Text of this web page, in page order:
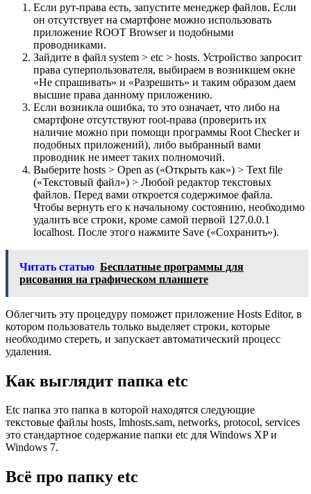
Если рут-права есть, запустите менеджер файлов. Если
он отсутствует на смартфоне можно использовать
приложение ROOT Browser и подобными
проводниками.
Зайдите в файл system > etc > hosts. Устройство запросит
права суперпользователя, выбираем в возникшем окне
«Не спрашивать» и «Разрешить» и таким образом даем
высшие права данному приложению.
Если возникла ошибка, то это означает, что либо на
смартфоне отсутствуют root-права (проверить их
наличие можно при помощи программы Root Checker и
подобных приложений), либо выбранный вами
проводник не имеет таких полномочий.
Выберите hosts > Open as («Открыть как») > Text file
(«Текстовый файл») > Любой редактор текстовых
файлов. Перед вами откроется содержимое файла.
Чтобы вернуть его к начальному состоянию, необходимо
удалить все строки, кроме самой первой 127.0.0.1
localhost. После этого нажмите Save («Сохранить»).
Читать статью Бесплатные программы для
рисования на графическом планшете
Облегчить эту процедуру поможет приложение Hosts Editor, в
котором пользователь только выделяет строки, которые
необходимо стереть, и запускает автоматический процесс
удаления.
Как выглядит папка etc
Etc папка это папка в которой находятся следующие
текстовые файлы hosts, lmhosts.sam, networks, protocol, services
это стандартное содержание папки etc для Windows XP и
Windows 7.
Всё про папку etc